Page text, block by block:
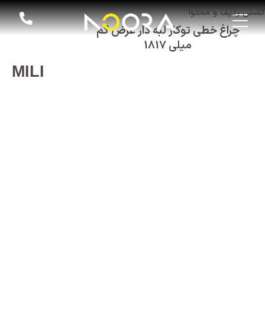
کشش ردیف و محتوا
چراغ خطی توکار لبه دار عرض کم
میلی 1817
MILI